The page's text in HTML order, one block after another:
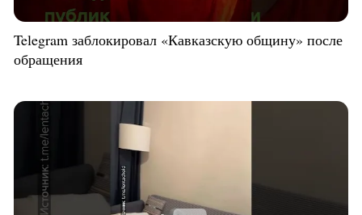
Telegram заблокировал «Кавказскую общину» после
обращения